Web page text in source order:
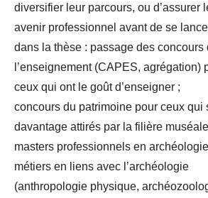
diversifier leur parcours, ou d’assurer
avenir professionnel avant de se
dans la thèse : passage des concours
l’enseignement (CAPES, agrégation)
ceux qui ont le goût d’enseigner ;
concours du patrimoine pour ceux qui
davantage attirés par la filière
masters professionnels en
métiers en liens avec l’archéologie
(anthropologie physique,